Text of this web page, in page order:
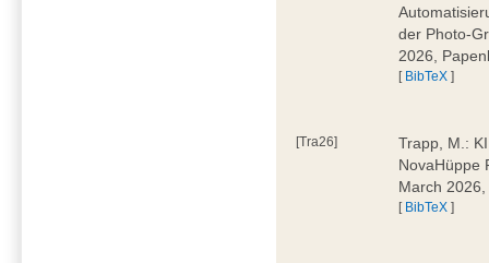
der Photo-
2026,
[ BibTeX ]
[Tra26]
Trapp, M.:
NovaHüppe
March
[ BibTeX ]